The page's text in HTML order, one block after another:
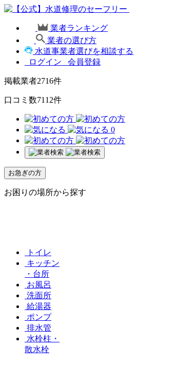
業者ランキング
業者の選び方
水道事業者選びを相談する
ログイン
会員登録
掲載業者2716件
口コミ数7112件
0
お急ぎの方
お困りの場所から探す
トイレ
キッチン
・台所
お風呂
洗面所
給湯器
ポンプ
排水管
水栓柱・
散水栓